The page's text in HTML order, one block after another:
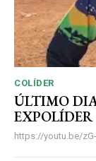
COLÍDER
ÚLTIMO
EXPOLÍDER
https://youtu.be/